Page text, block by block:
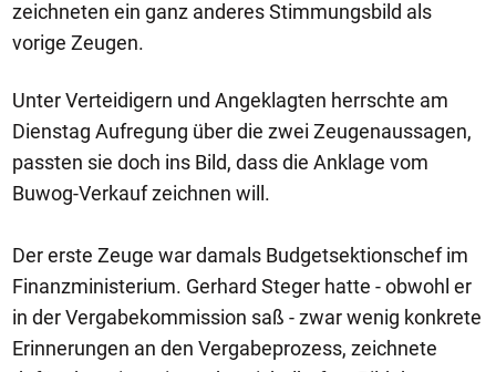
zeichneten ein ganz anderes Stimmungsbild als
vorige Zeugen.
Unter Verteidigern und Angeklagten herrschte am
Dienstag Aufregung über die zwei Zeugenaussagen,
passten sie doch ins Bild, dass die Anklage vom
Buwog-Verkauf zeichnen will.
Der erste Zeuge war damals Budgetsektionschef im
Finanzministerium. Gerhard Steger hatte - obwohl er
in der Vergabekommission saß - zwar wenig konkrete
Erinnerungen an den Vergabeprozess, zeichnete